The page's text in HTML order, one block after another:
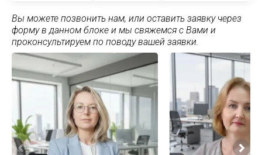
Вы можете позвонить нам, или оставить заявку через
форму в данном блоке и мы свяжемся с Вами и
проконсультируем по поводу вашей заявки.